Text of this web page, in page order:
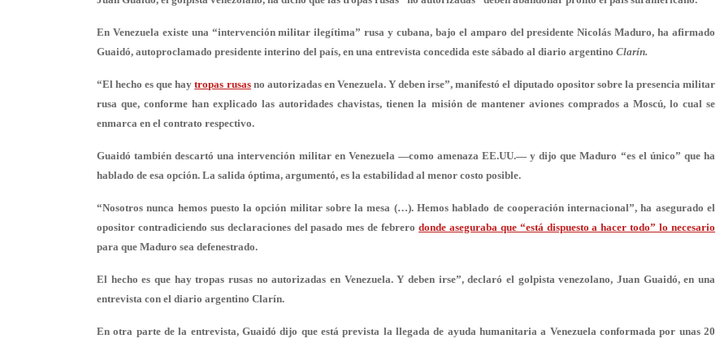
En Venezuela existe una “intervención militar ilegítima” rusa y cubana, bajo el amparo del presidente Nicolás Maduro, ha afirmado
Guaidó, autoproclamado presidente interino del país, en una entrevista concedida este sábado al diario argentino Clarín.
“El hecho es que haytropas rusasno autorizadas en Venezuela. Y deben irse”, manifestó el diputado opositor sobre la presencia militar
rusa que, conforme han explicado las autoridades chavistas, tienen la misión de mantener aviones comprados a Moscú, lo cual se
enmarca en el contrato respectivo.
Guaidó también descartó una intervención militar en Venezuela —como amenaza EE.UU.— y dijo que Maduro “es el único” que ha
hablado de esa opción. La salida óptima, argumentó, es la estabilidad al menor costo posible.
“Nosotros nunca hemos puesto la opción militar sobre la mesa (…). Hemos hablado de cooperación internacional”, ha asegurado el
opositor contradiciendo sus declaraciones del pasado mes de febrero donde aseguraba que “está dispuesto a hacer todo” lo necesario
para que Maduro sea defenestrado.
El hecho es que hay tropas rusas no autorizadas en Venezuela. Y deben irse”, declaró el golpista venezolano, Juan Guaidó, en una
entrevista con el diario argentino Clarín.
En otra parte de la entrevista, Guaidó dijo que está prevista la llegada de ayuda humanitaria a Venezuela conformada por unas 20